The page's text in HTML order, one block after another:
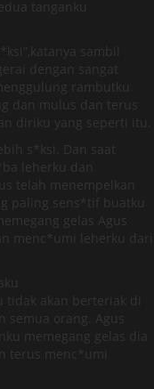
tanganku
sambil
dengan sangat
rambutku
dan mulus dan terus
diriku yang seperti itu.
s*ksi. Dan saat
leherku dan
telah menempelkan
paling sens*tif buatku
gelas Agus
menc*umi leherku dari
tidak akan berteriak di
semua orang. Agus
memegang gelas dia
menc*umi